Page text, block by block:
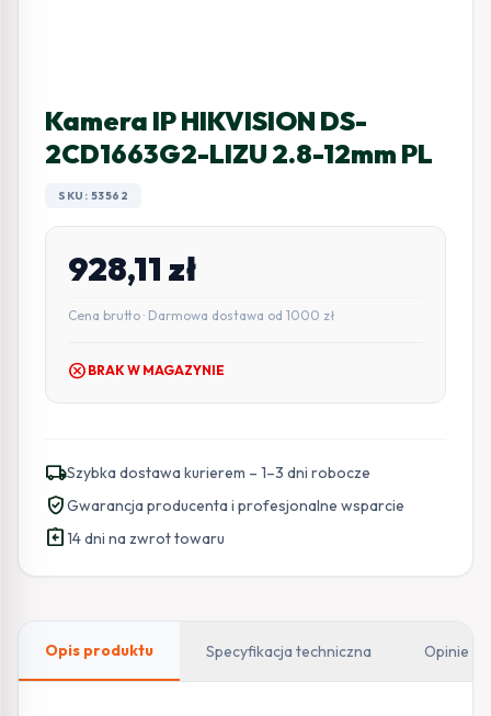
Kamera IP HIKVISION DS-
2CD1663G2-LIZU 2.8-12mm PL
SKU: 53562
928,11 zł
Cena brutto · Darmowa dostawa od 1000 zł
cancel BRAK W MAGAZYNIE
local_shippingSzybka dostawa kurierem – 1–3 dni robocze
verified_userGwarancja producenta i profesjonalne wsparcie
assignment_return14 dni na zwrot towaru
Opis produktu Specyfikacja techniczna Opinie